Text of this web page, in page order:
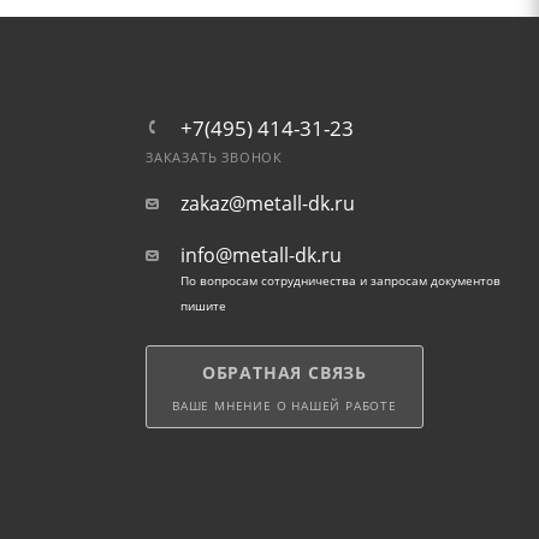
+7(495) 414-31-23
ЗАКАЗАТЬ ЗВОНОК
zakaz@metall-dk.ru
info@metall-dk.ru
По вопросам сотрудничества и запросам документов
пишите
ОБРАТНАЯ СВЯЗЬ
ВАШЕ МНЕНИЕ О НАШЕЙ РАБОТЕ